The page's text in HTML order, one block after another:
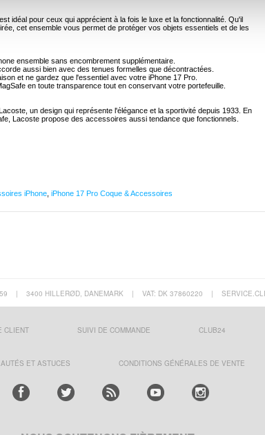
idéal pour ceux qui apprécient à la fois le luxe et la fonctionnalité. Qu'il
cet ensemble vous permet de protéger vos objets essentiels et de les
ensemble sans encombrement supplémentaire.
aussi bien avec des tenues formelles que décontractées.
et ne gardez que l'essentiel avec votre iPhone 17 Pro.
en toute transparence tout en conservant votre portefeuille.
un design qui représente l'élégance et la sportivité depuis 1933. En
Lacoste propose des accessoires aussi tendance que fonctionnels.
iPhone iPhone 17 Pro Coque & Accessoires
| 3400 HILLERØD, DANEMARK | VAT: DK 37860220 |
CLIENT SUIVI DE COMMANDE CLUB24
ET ASTUCES CONDITIONS GÉNÉRALES DE VENTE